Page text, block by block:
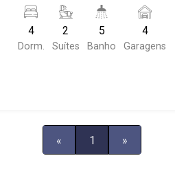
lavanderia, 04 vagas.
4
Dorm.
2
Suítes
5
Banho
4
Garagens
« 1 »